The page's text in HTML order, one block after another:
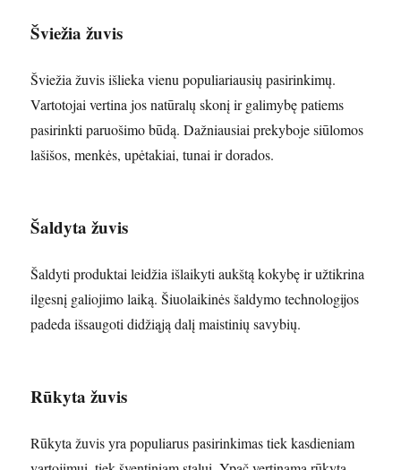
Šviežia žuvis
Šviežia žuvis išlieka vienu populiariausių pasirinkimų.
Vartotojai vertina jos natūralų skonį ir galimybę patiems
pasirinkti paruošimo būdą. Dažniausiai prekyboje siūlomos
lašišos, menkės, upėtakiai, tunai ir dorados.
Šaldyta žuvis
Šaldyti produktai leidžia išlaikyti aukštą kokybę ir užtikrina
ilgesnį galiojimo laiką. Šiuolaikinės šaldymo technologijos
padeda išsaugoti didžiąją dalį maistinių savybių.
Rūkyta žuvis
Rūkyta žuvis yra populiarus pasirinkimas tiek kasdieniam